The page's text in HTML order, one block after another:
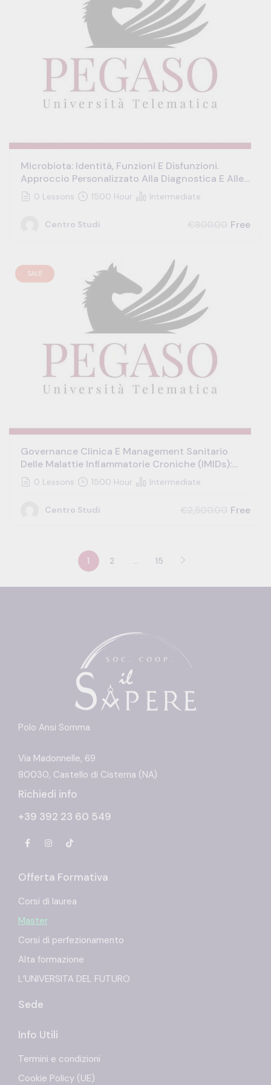
Microbiota: Identità, Funzioni E Disfunzioni.
Approccio Personalizzato Alla Diagnostica E Alle
Corrette Terapie Di Reimpianto
0 Lessons 1500 Hour Intermediate
Centro Studi Free
SALE
Governance Clinica E Management Sanitario
Delle Malattie Infiammatorie Croniche (IMIDs):
Modelli Integrati Per La Gestione Di Disordini
Intestinali E Sistemici Indotti Da Fattori Genetici,
Medicina
0 Lessons 1500 Hour Intermediate
Centro Studi Free
1 2 … 15
Polo Ansi Somma
Via Madonnelle, 69
80030, Castello di Cisterna (NA)
Richiedi info
+39 392 23 60 549
Offerta Formativa
Corsi di laurea
Master
Corsi di perfezionamento
Alta formazione
L’UNIVERSITA DEL FUTURO
Sede
Info Utili
Termini e condizioni
Cookie Policy (UE)